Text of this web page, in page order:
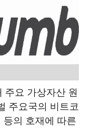
주요 가상자산 원
주요국의 비트코
등의 호재에 따른